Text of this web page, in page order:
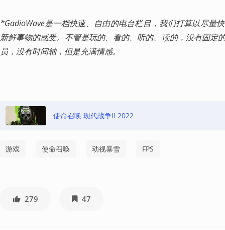
*GadioWave是一档快速、自由的电台栏目，我们打算以尽量
新鲜事物的感受。不管是玩的、看的、听的、读的，没有固定
员，没有时间轴，但是充满情感。
使命召唤 现代战争II 2022
游戏 使命召唤 动视暴雪 FPS
279 47